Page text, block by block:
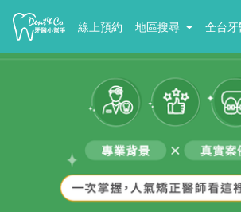
線上預約 地區搜尋 全台